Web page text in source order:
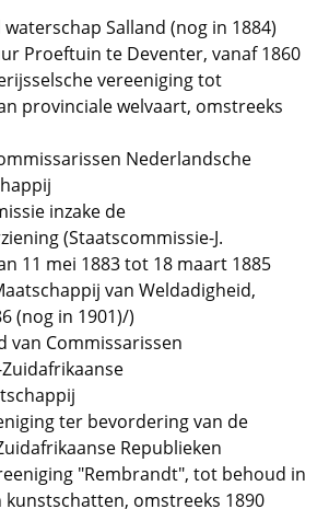
Salland (nog in 1884)
Proeftuin te Deventer, vanaf 1860
vereeniging tot
provinciale welvaart, omstreeks
Nederlandsche
inzake de
(Staatscommissie-J.
11 mei 1883 tot 18 maart 1885
van Weldadigheid,
(nog in 1901)/)
van Commissarissen
ter bevordering van de
Republieken
"Rembrandt", tot behoud in
kunstschatten, omstreeks 1890